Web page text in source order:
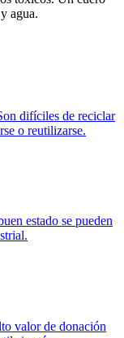
agua.
difíciles de reciclar
o reutilizarse.
estado se pueden
valor de donación